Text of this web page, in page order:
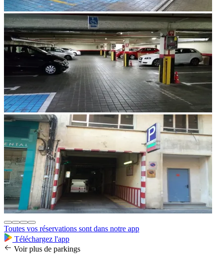
Toutes vos réservations sont dans notre app
Téléchargez l'app
Voir plus de parkings